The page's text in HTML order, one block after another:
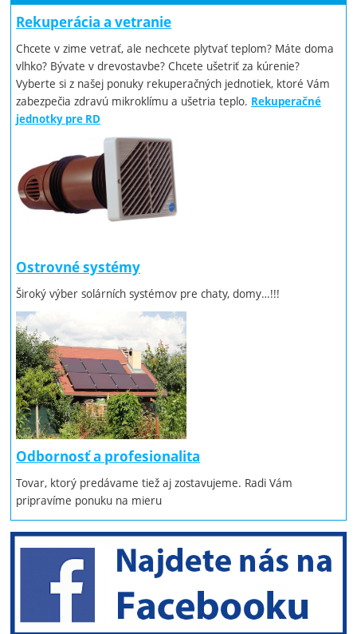
Rekuperácia a vetranie
Chcete v zime vetrať, ale nechcete plytvať teplom? Máte doma
vlhko? Bývate v drevostavbe? Chcete ušetriť za kúrenie?
Vyberte si z našej ponuky rekuperačných jednotiek, ktoré Vám
zabezpečia zdravú mikroklímu a ušetria teplo. Rekuperačné
jednotky pre RD
Ostrovné systémy
Široký výber solárních systémov pre chaty, domy…!!!
Odbornosť a profesionalita
Tovar, ktorý predávame tiež aj zostavujeme. Radi Vám
pripravíme ponuku na mieru